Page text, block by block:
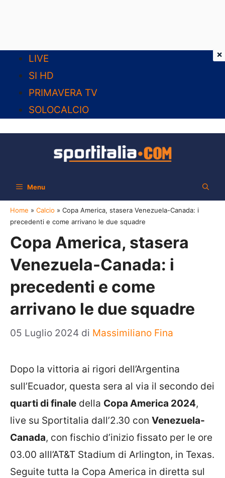
contenuto
LIVE
SI HD
PRIMAVERA TV
SOLOCALCIO
Menu
Home » Calcio » Copa America, stasera Venezuela-Canada: i
precedenti e come arrivano le due squadre
Copa America, stasera
Venezuela-Canada: i
precedenti e come
arrivano le due squadre
05 Luglio 2024 di Massimiliano Fina
Dopo la vittoria ai rigori dell’Argentina
sull’Ecuador, questa sera al via il secondo dei
quarti di finale della Copa America 2024,
live su Sportitalia dall’2.30 con Venezuela-
Canada, con fischio d’inizio fissato per le ore
03.00 alll’AT&T Stadium di Arlington, in Texas.
Seguite tutta la Copa America in diretta sul
×